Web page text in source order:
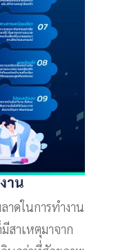
าน
าดในการทำงาน
สาเหตุมาจาก